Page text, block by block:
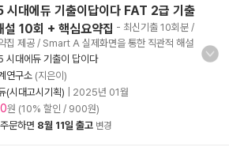
대에듀 기출이답이다 FAT 2급 기출
설 10회 + 핵심요약집 - 최신기출 10회분 /
집 제공 / Smart A 실제화면을 통한 직관적 해설
시대에듀 기출이 답이다
연구소 (지은이)
(시대고시기획)
2025년 01월
원 (10% 할인 / 900원)
문하면 8월 11일 출고 변경